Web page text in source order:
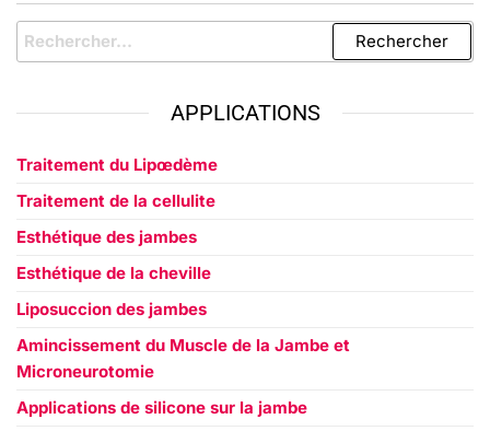
APPLICATIONS
Traitement du Lipœdème
Traitement de la cellulite
Esthétique des jambes
Esthétique de la cheville
Liposuccion des jambes
Amincissement du Muscle de la Jambe et
Microneurotomie
Applications de silicone sur la jambe